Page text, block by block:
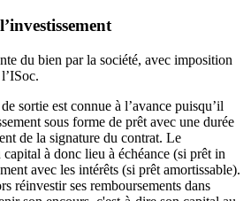
du bien par la société, avec imposition
sortie est connue à l’avance puisqu’il
sous forme de prêt avec une durée
de la signature du contrat. Le
à donc lieu à échéance (si prêt in
avec les intérêts (si prêt amortissable).
réinvestir ses remboursements dans